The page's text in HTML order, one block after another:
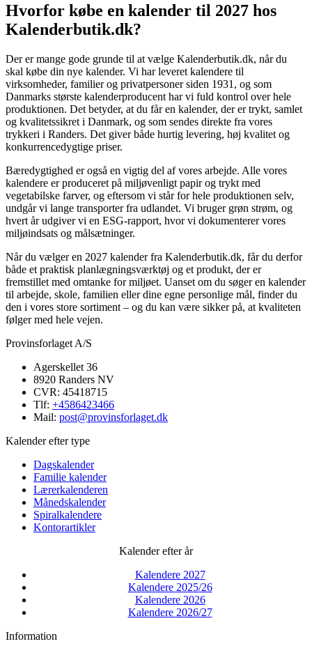
Hvorfor købe en kalender til 2027 hos
Kalenderbutik.dk?
Der er mange gode grunde til at vælge Kalenderbutik.dk, når du
skal købe din nye kalender. Vi har leveret kalendere til
virksomheder, familier og privatpersoner siden 1931, og som
Danmarks største kalenderproducent har vi fuld kontrol over hele
produktionen. Det betyder, at du får en kalender, der er trykt, samlet
og kvalitetssikret i Danmark, og som sendes direkte fra vores
trykkeri i Randers. Det giver både hurtig levering, høj kvalitet og
konkurrencedygtige priser.
Bæredygtighed er også en vigtig del af vores arbejde. Alle vores
kalendere er produceret på miljøvenligt papir og trykt med
vegetabilske farver, og eftersom vi står for hele produktionen selv,
undgår vi lange transporter fra udlandet. Vi bruger grøn strøm, og
hvert år udgiver vi en ESG-rapport, hvor vi dokumenterer vores
miljøindsats og målsætninger.
Når du vælger en 2027 kalender fra Kalenderbutik.dk, får du derfor
både et praktisk planlægningsværktøj og et produkt, der er
fremstillet med omtanke for miljøet. Uanset om du søger en kalender
til arbejde, skole, familien eller dine egne personlige mål, finder du
den i vores store sortiment – og du kan være sikker på, at kvaliteten
følger med hele vejen.
Provinsforlaget A/S
Agerskellet 36
8920 Randers NV
CVR: 45418715
Tlf: +4586423466
Mail: post@provinsforlaget.dk
Kalender efter type
Dagskalender
Familie kalender
Lærerkalenderen
Månedskalender
Spiralkalendere
Kontorartikler
Kalender efter år
Kalendere 2027
Kalendere 2025/26
Kalendere 2026
Kalendere 2026/27
Information